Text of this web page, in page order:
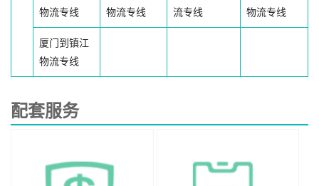
物流专线
物流专线
流专线
物流专线
厦门到镇江
物流专线
配套服务